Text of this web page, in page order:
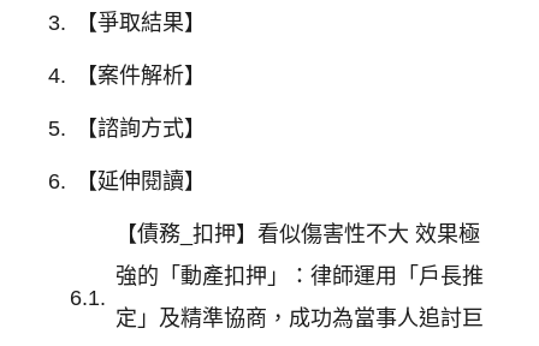
【爭取結果】
【案件解析】
【諮詢方式】
【延伸閱讀】
【債務_扣押】看似傷害性不大 效果極
強的「動產扣押」：律師運用「戶長推
定」及精準協商，成功為當事人追討巨